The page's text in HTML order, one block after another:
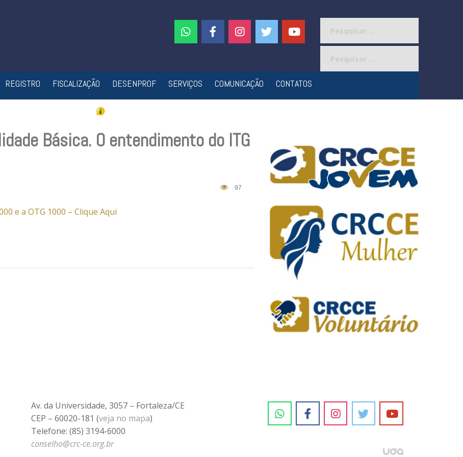
REGISTRO FISCALIZAÇÃO DESENPROF SERVIÇOS COMUNICAÇÃO CONTATOS
Básica. O entendimento do ITG
97
e a OTG 1000 – Clique Aqui
Av. da Universidade, 3057 – Fortaleza/CE
CEP – 60020-181 (veja no mapa)
Telefone: (85) 3194-6000
conselho@crc-ce.org.br